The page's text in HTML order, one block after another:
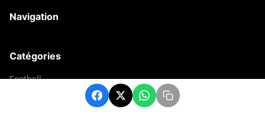
Navigation
Catégories
Football